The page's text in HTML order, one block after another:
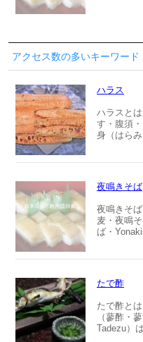
アクセス数の多いキーワード
ハラス
ハラスと
す・腹須
身（はらみ
夜鳴きそば
夜鳴きそ
麦・夜鳴
ば・
たで酢
たで酢と
（蓼酢・
Tadezu）